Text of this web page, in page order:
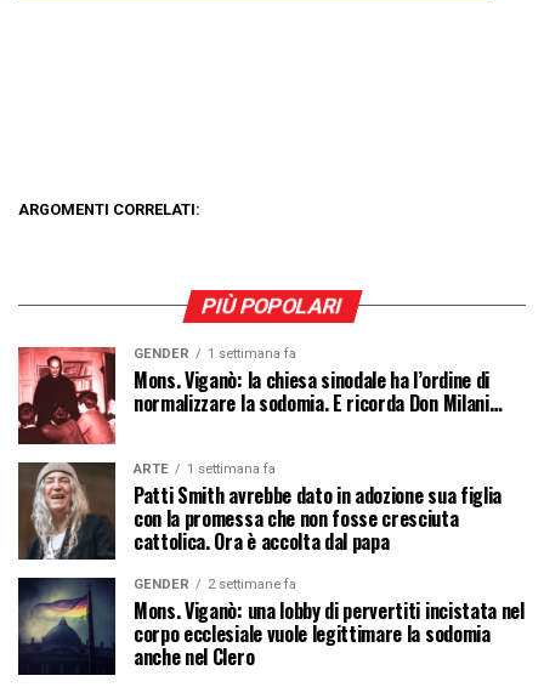
ARGOMENTI CORRELATI:
PIÙ POPOLARI
GENDER 1 settimana fa
Mons. Viganò: la chiesa sinodale ha l’ordine di
normalizzare la sodomia. E ricorda Don Milani…
ARTE 1 settimana fa
Patti Smith avrebbe dato in adozione sua figlia
con la promessa che non fosse cresciuta
cattolica. Ora è accolta dal papa
GENDER 2 settimane fa
Mons. Viganò: una lobby di pervertiti incistata nel
corpo ecclesiale vuole legittimare la sodomia
anche nel Clero